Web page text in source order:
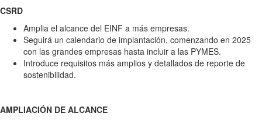
CSRD
Amplia el alcance del EINF a más empresas.
Seguirá un calendario de implantación, comenzando en 2025
con las grandes empresas hasta incluir a las PYMES.
Introduce requisitos más amplios y detallados de reporte de
sostenibilidad.
AMPLIACIÓN DE ALCANCE